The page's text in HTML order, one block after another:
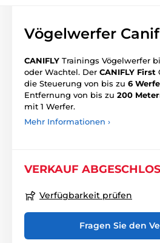
Vögelwerfer
CANIFLY Trainings Vögelwerfer
oder Wachtel. Der CANIFLY First
die Steuerung von bis zu 6
Entfernung von bis zu 200
mit 1 Werfer.
Mehr Informationen ›
VERKAUF
Verfügbarkeit prüfen
Fragen Sie den